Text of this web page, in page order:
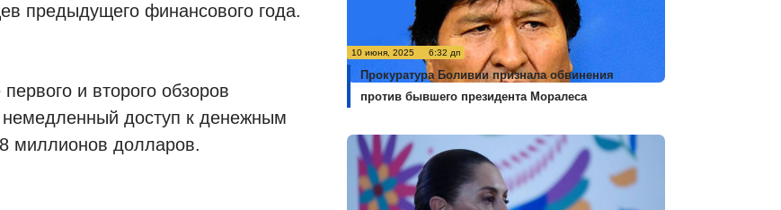
предыдущего финансового года.
и второго обзоров
доступ к денежным
миллионов долларов.
10 июня, 2025 6:32 дп
Прокуратура Боливии признала обвинения
против бывшего президента Моралеса